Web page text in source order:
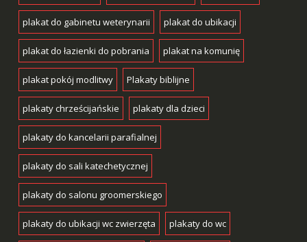
plakat do gabinetu weterynarii plakat do ubikacji
plakat do łazienki do pobrania plakat na komunię
plakat pokój modlitwy Plakaty biblijne
plakaty chrześcijańskie plakaty dla dzieci
plakaty do kancelarii parafialnej
plakaty do sali katechetycznej
plakaty do salonu groomerskiego
plakaty do ubikacji wc zwierzęta plakaty do wc